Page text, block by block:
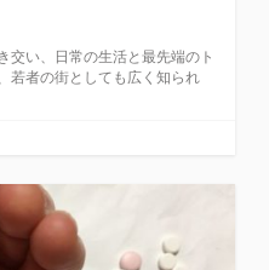
交い、日常の生活と最先端のト
若者の街としても広く知られ